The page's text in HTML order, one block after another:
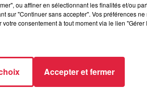
le formulaire pour participer aux
votre chance, comme pour le
ou affiner en sélectionnant les finalités et/ou
sur "Continuer sans accepter". Vos préférences
consentement à tout moment via le lien
Accepter et fermer